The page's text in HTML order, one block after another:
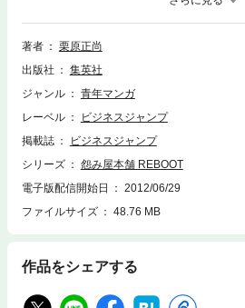
回される怨み屋チーム!! 大反響の｢猟奇的な
収録!!
著者
栗原正尚
出版社
集英社
ジャンル
青年マンガ
レーベル
ビジネスジャンプ
掲載誌
ビジネスジャンプ
シリーズ
怨み屋本舗 REBOOT
電子版配信開始日
2012/06/29
ファイルサイズ
48.76 MB
作品をシェアする